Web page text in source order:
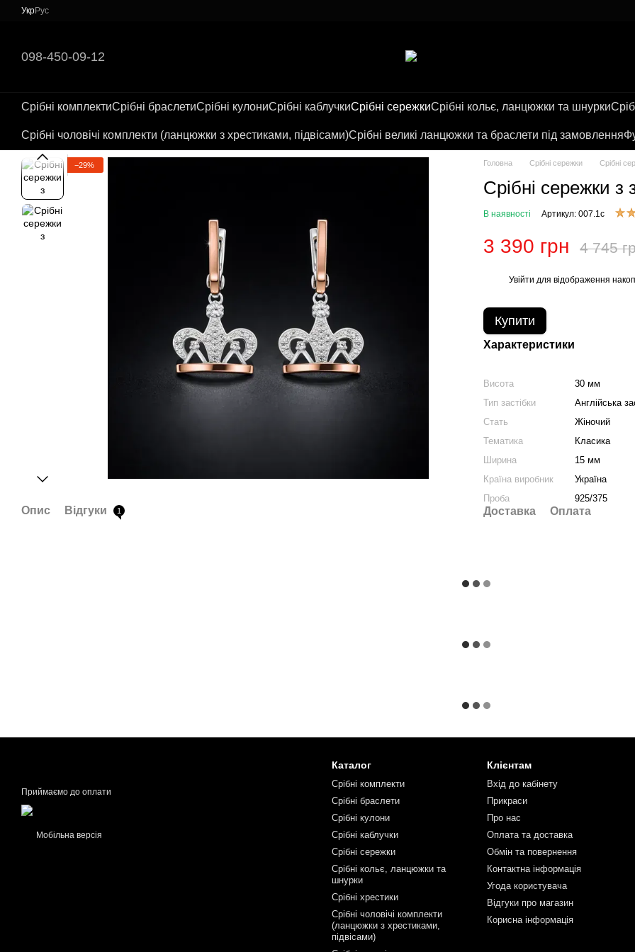
Перейти до основного контенту
УкрРус
098-450-09-12
Срібні комплектиСрібні браслетиСрібні кулониСрібні каблучкиСрібні сережкиСрібні кольє, ланцюжки та шнурки
Срібні чоловічі комплекти (ланцюжки з хрестиками, підвісами)Срібні великі ланцюжки та браслети під замовлення
−29%
Опис Відгуки 1
Головна Срібні сережки Срібні
Срібні сережки
В наявності Артикул: 007.1с
3 390 грн 4 745
Увійти для відображення
Купити
Характеристики
Висота
30 мм
Тип застібки
Англійська
Стать
Жіночий
Тематика
Класика
Ширина
15 мм
Країна виробник
Україна
Проба
925/375
Доставка Оплата
Приймаємо до оплати
Мобільна версія
Каталог
Срібні комплекти
Срібні браслети
Срібні кулони
Срібні каблучки
Срібні сережки
Срібні кольє, ланцюжки та
шнурки
Срібні хрестики
Срібні чоловічі комплекти
(ланцюжки з хрестиками,
підвісами)
Клієнтам
Вхід до кабінету
Прикраси
Про нас
Оплата та доставка
Обмін та повернення
Контактна інформація
Угода користувача
Відгуки про магазин
Корисна інформація